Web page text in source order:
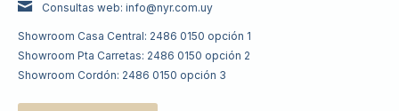
Consultas web: info@nyr.com.uy
Showroom Casa Central: 2486 0150 opción 1
Showroom Pta Carretas: 2486 0150 opción 2
Showroom Cordón: 2486 0150 opción 3